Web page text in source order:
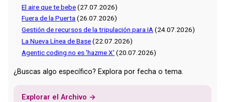
El aire que te bebe(27.07.2026)
Fuera de la Puerta(26.07.2026)
Gestión de recursos de la tripulación para IA(24.07.2026)
La Nueva Línea de Base(22.07.2026)
Agentic coding no es 'hazme X' (20.07.2026)
¿Buscas algo específico? Explora por fecha o tema.
Explorar el Archivo →